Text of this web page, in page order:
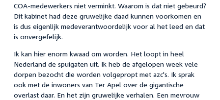
COA-medewerkers niet verminkt. Waarom is dat niet gebeurd?
Dit kabinet had deze gruwelijke daad kunnen voorkomen en
is dus eigenlijk medeverantwoordelijk voor al het leed en dat
is onvergefelijk.
Ik kan hier enorm kwaad om worden. Het loopt in heel
Nederland de spuigaten uit. Ik heb de afgelopen week vele
dorpen bezocht die worden volgepropt met azc's. Ik sprak
ook met de inwoners van Ter Apel over de gigantische
overlast daar. En het zijn gruwelijke verhalen. Een mevrouw